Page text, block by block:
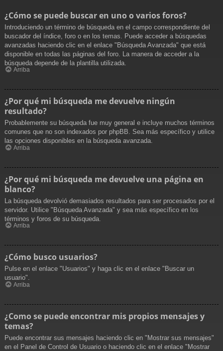
¿Cómo se puede buscar en uno o varios foros?
Introduciendo un término de búsqueda en el campo correspondiente del
buscador del índice, foro o en los temas. Puede acceder a búsquedas
avanzadas haciendo clic en el enlace "Búsqueda Avanzada" que está
disponible en todas las páginas del foro. La manera de acceder a la
búsqueda depende de la plantilla utilizada.
Arriba
¿Por qué mi búsqueda me devuelve ningún
resultado?
Probablemente su búsqueda fue muy general e incluye muchos términos
comunes que no son indexados por phpBB. Sea más específico y utilice
las opciones disponibles en la búsqueda avanzada.
Arriba
¿Por qué mi búsqueda me devuelve una página en
blanco?
La búsqueda devolvió demasiados resultados para ser procesados por el
servidor. Utilice "Búsqueda Avanzada" y sea más específico en los
términos y foros de su búsqueda.
Arriba
¿Cómo busco usuarios?
Pulse en el enlace "Usuarios" y haga clic en el enlace "Buscar un
usuario".
Arriba
¿Como se puede encontrar mis propios mensajes y
temas?
Puede encontrar sus mensajes haciendo clic en "Mostrar sus mensajes"
en el Panel de Control de Usuario o haciendo clic en el enlace "Mostrar